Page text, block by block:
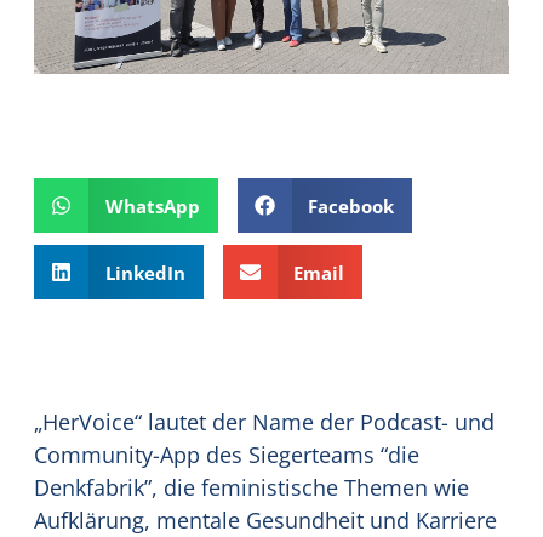
WhatsApp Facebook
LinkedIn Email
„HerVoice“ lautet der Name der Podcast- und
Community-App des Siegerteams “die
Denkfabrik”, die feministische Themen wie
Aufklärung, mentale Gesundheit und Karriere